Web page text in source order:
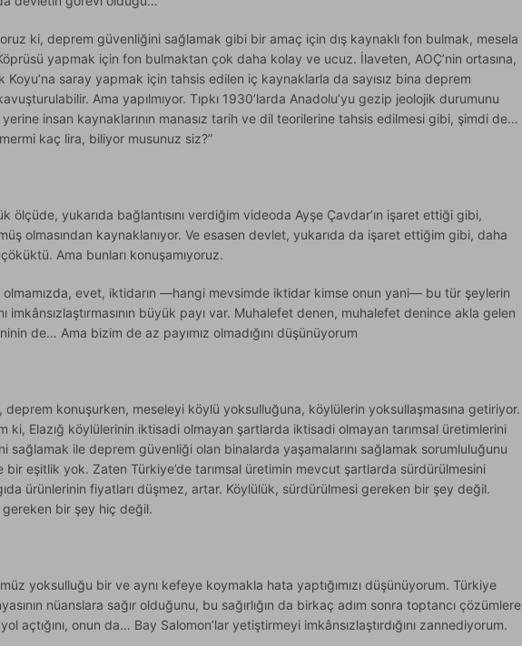
ki, deprem güvenliğini sağlamak gibi bir amaç için dış kaynaklı fon bulmak, mesela
yapmak için fon bulmaktan çok daha kolay ve ucuz. İlaveten, AOÇ’nin ortasına,
Koyu’na saray yapmak için tahsis edilen iç kaynaklarla da sayısız bina deprem
Ama yapılmıyor. Tıpkı 1930’larda Anadolu’yu gezip jeolojik durumunu
insan kaynaklarının manasız tarih ve dil teorilerine tahsis edilmesi gibi, şimdi de…
kaç lira, biliyor musunuz siz?”
ölçüde, yukarıda bağlantısını verdiğim videoda Ayşe Çavdar’ın işaret ettiği gibi,
olmasından kaynaklanıyor. Ve esasen devlet, yukarıda da işaret ettiğim gibi, daha
Ama bunları konuşamıyoruz.
olmamızda, evet, iktidarın —hangi mevsimde iktidar kimse onun yani— bu tür şeylerin
imkânsızlaştırmasının büyük payı var. Muhalefet denen, muhalefet denince akla gelen
de… Ama bizim de az payımız olmadığını düşünüyorum
deprem konuşurken, meseleyi köylü yoksulluğuna, köylülerin yoksullaşmasına getiriyor.
ki, Elazığ köylülerinin iktisadi olmayan şartlarda iktisadi olmayan tarımsal üretimlerini
sağlamak ile deprem güvenliği olan binalarda yaşamalarını sağlamak sorumluluğunu
bir eşitlik yok. Zaten Türkiye’de tarımsal üretimin mevcut şartlarda sürdürülmesini
ürünlerinin fiyatları düşmez, artar. Köylülük, sürdürülmesi gereken bir şey değil.
gereken bir şey hiç değil.
yoksulluğu bir ve aynı kefeye koymakla hata yaptığımızı düşünüyorum. Türkiye
nüanslara sağır olduğunu, bu sağırlığın da birkaç adım sonra toptancı çözümlere
açtığını, onun da… Bay Salomon’lar yetiştirmeyi imkânsızlaştırdığını zannediyorum.